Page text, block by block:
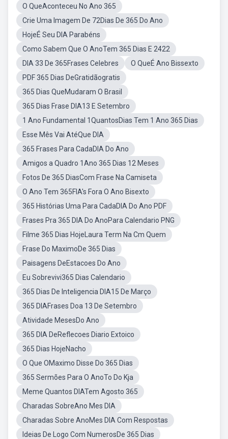
O QueAconteceu No Ano 365
Crie Uma Imagem De 72Dias De 365 Do Ano
HojeÉ Seu DIA Parabéns
Como Sabem Que O AnoTem 365 Dias E 2422
DIA 33 De 365Frases Celebres
O QueÉ Ano Bissexto
PDF 365 Dias DeGratidãogratis
365 Dias QueMudaram O Brasil
365 Dias Frase DIA13 E Setembro
1 Ano Fundamental 1QuantosDias Tem 1 Ano 365 Dias
Esse Mês Vai AtéQue DIA
365 Frases Para CadaDIA Do Ano
Amigos a Quadro 1Ano 365 Dias 12 Meses
Fotos De 365 DiasCom Frase Na Camiseta
O Ano Tem 365FIA's Fora O Ano Bisexto
365 Histórias Uma Para CadaDIA Do Ano PDF
Frases Pra 365 DIA Do AnoPara Calendario PNG
Filme 365 Dias HojeLaura Term Na Cm Quem
Frase Do MaximoDe 365 Dias
Paisagens DeEstacoes Do Ano
Eu Sobrevivi365 Dias Calendario
365 Dias De Inteligencia DIA15 De Março
365 DIAFrases Doa 13 De Setembro
Atividade MesesDo Ano
365 DIA DeReflecoes Diario Extoico
365 Dias HojeNacho
O Que OMaximo Disse Do 365 Dias
365 Sermões Para O AnoTo Do Kja
Meme Quantos DIATem Agosto 365
Charadas SobreAno Mes DIA
Charadas Sobre AnoMes DIA Com Respostas
Ideias De Logo Com NumerosDe 365 Dias